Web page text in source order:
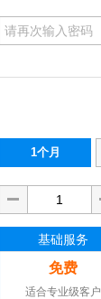
1个月
基础服务
免费
适合专业级客户